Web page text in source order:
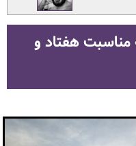
هفتاد و